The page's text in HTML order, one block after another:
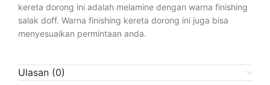
kereta dorong ini adalah melamine dengan warna finishing
salak doff. Warna finishing kereta dorong ini juga bisa
menyesuaikan permintaan anda.
Ulasan (0)